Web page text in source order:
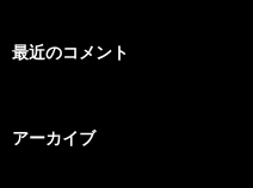
最近のコメント
アーカイブ